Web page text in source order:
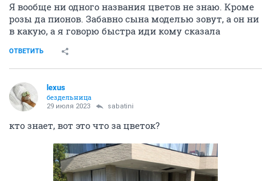
Я вообще ни одного названия цветов не знаю. Кроме
розы да пионов. Забавно сына моделью зовут, а он ни
в какую, а я говорю быстра иди кому сказала
ОТВЕТИТЬ
lexus
бездельница
29 июля 2023 sabatini
кто знает, вот это что за цветок?